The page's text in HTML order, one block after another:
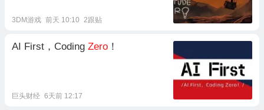
3DM游戏 前天 10:10 2跟贴
AI First，Coding Zero ！
巨头财经 6天前 12:17